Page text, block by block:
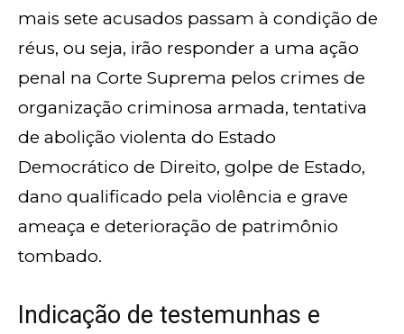
mais sete acusados passam à condição de
réus, ou seja, irão responder a uma ação
penal na Corte Suprema pelos crimes de
organização criminosa armada, tentativa
de abolição violenta do Estado
Democrático de Direito, golpe de Estado,
dano qualificado pela violência e grave
ameaça e deterioração de patrimônio
tombado.
Indicação de testemunhas e